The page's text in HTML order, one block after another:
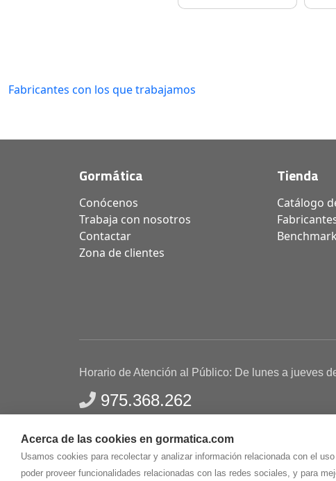
Acerca de las cookies en gormatica.com
Usamos cookies para recolectar y analizar información relacionada con el
poder proveer funcionalidades relacionadas con las redes sociales, y para
Fabricantes con los que trabajamos
Gormática
Conócenos
Trabaja con nosotros
Contactar
Zona de clientes
Tienda
Catálogo
Horario de Atención al Público: De lunes a jueves
975.368.262
Gormaz Informática S.L.C/ Soria, 2 - El Burgo de Osma